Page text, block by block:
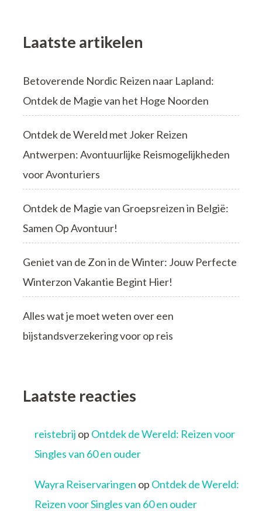
Laatste artikelen
Betoverende Nordic Reizen naar Lapland:
Ontdek de Magie van het Hoge Noorden
Ontdek de Wereld met Joker Reizen
Antwerpen: Avontuurlijke Reismogelijkheden
voor Avonturiers
Ontdek de Magie van Groepsreizen in België:
Samen Op Avontuur!
Geniet van de Zon in de Winter: Jouw Perfecte
Winterzon Vakantie Begint Hier!
Alles wat je moet weten over een
bijstandsverzekering voor op reis
Laatste reacties
reistebrij op Ontdek de Wereld: Reizen voor
Singles van 60 en ouder
Wayra Reiservaringen op Ontdek de Wereld:
Reizen voor Singles van 60 en ouder